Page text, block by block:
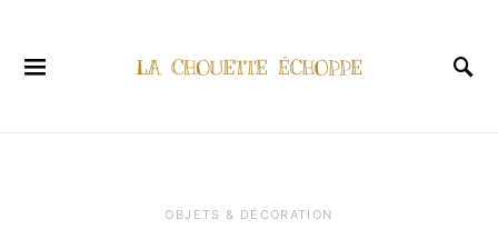
OBJETS & DÉCORATION